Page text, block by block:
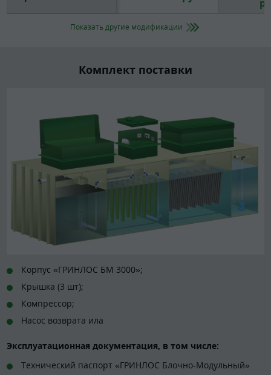
Показать другие модификации
Комплект поставки
Корпус «ГРИНЛОС БМ 3000»;
Крышка (3 шт);
Компрессор;
Насос возврата ила
Эксплуатационная документация, в том числе:
Технический паспорт «ГРИНЛОС Блочно-Модульный»